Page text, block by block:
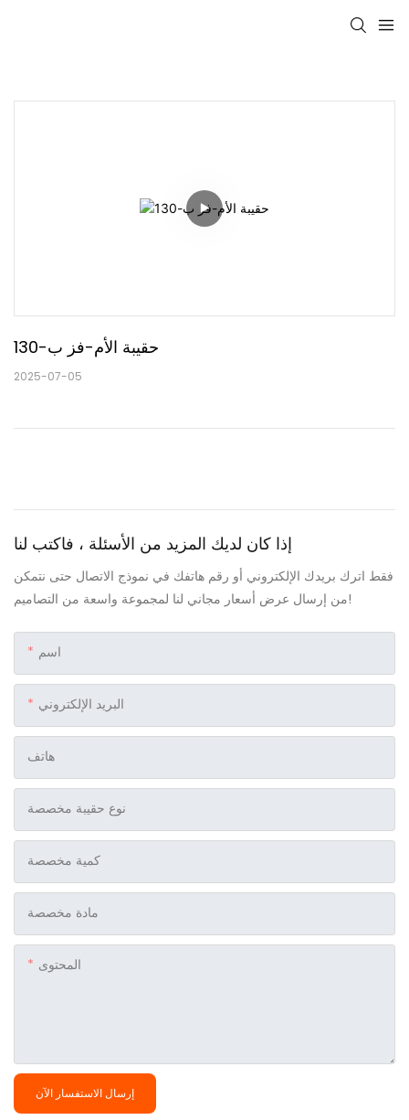
حقيبة الأم-فز ب-130
2025-07-05
إذا كان لديك المزيد من الأسئلة ، فاكتب لنا
فقط اترك بريدك الإلكتروني أو رقم هاتفك في نموذج الاتصال حتى نتمكن
من إرسال عرض أسعار مجاني لنا لمجموعة واسعة من التصاميم!
اسم
البريد الإلكتروني
هاتف
نوع حقيبة مخصصة
كمية مخصصة
مادة مخصصة
المحتوى
إرسال الاستفسار الآن